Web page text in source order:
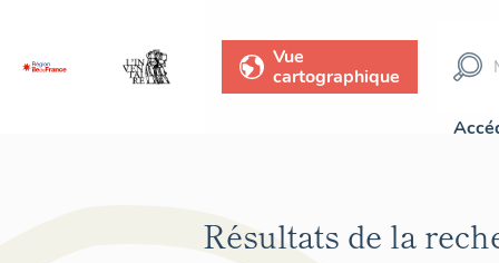
Vue
cartographique
Résultats de la